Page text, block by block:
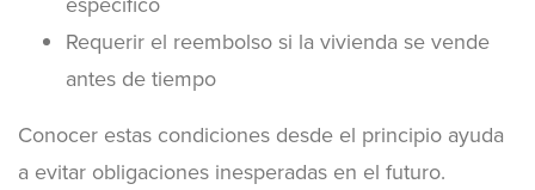
Requerir el reembolso si la vivienda se vende
antes de tiempo
Conocer estas condiciones desde el principio ayuda
a evitar obligaciones inesperadas en el futuro.